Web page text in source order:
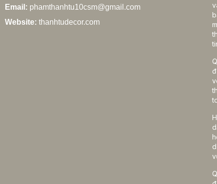
Email: phamthanhtu10csm@gmail.com
Website: thanhtudecor.com